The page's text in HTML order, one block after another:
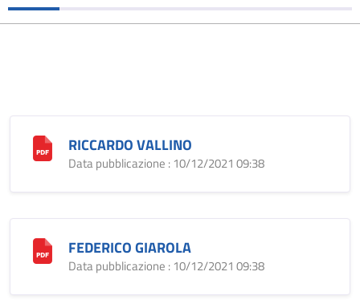
RICCARDO VALLINO
Data pubblicazione : 10/12/2021 09:38
FEDERICO GIAROLA
Data pubblicazione : 10/12/2021 09:38